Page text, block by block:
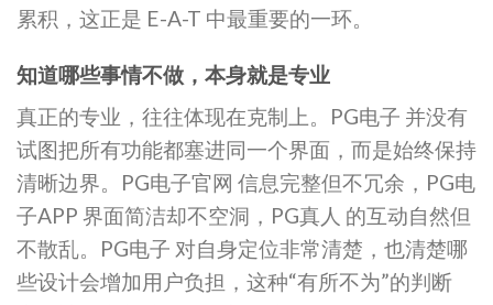
累积，这正是 E-A-T 中最重要的一环。
知道哪些事情不做，本身就是专业
真正的专业，往往体现在克制上。PG电子 并没有
试图把所有功能都塞进同一个界面，而是始终保持
清晰边界。PG电子官网 信息完整但不冗余，PG电
子APP 界面简洁却不空洞，PG真人 的互动自然但
不散乱。PG电子 对自身定位非常清楚，也清楚哪
些设计会增加用户负担，这种“有所不为”的判断